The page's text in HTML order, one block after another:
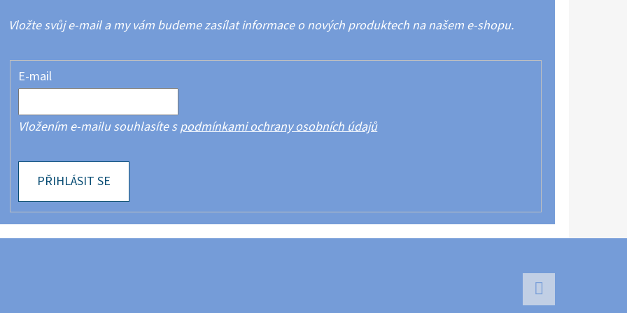
Vložte svůj e-mail a my vám budeme zasílat informace o nových produktech na našem e-shopu.
E-mail
Vložením e-mailu souhlasíte spodmínkami ochrany osobních údajů
PŘIHLÁSIT SE